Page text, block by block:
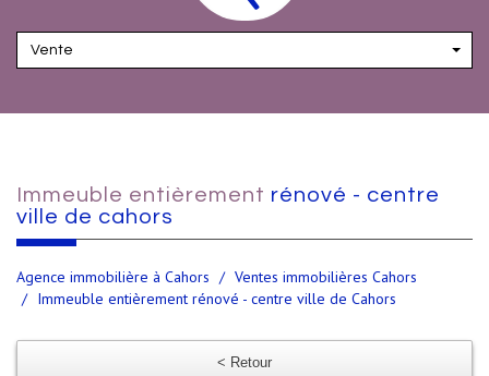
Vente
immeuble entièrement rénové - centre
ville de cahors
Agence immobilière à Cahors
Ventes immobilières Cahors
Immeuble entièrement rénové - centre ville de Cahors
< Retour